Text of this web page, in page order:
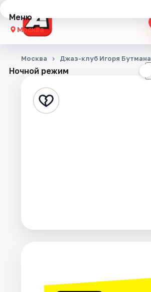
Меню
Москва
Концерты
Стендап
Ночной режим
Москва Джаз-клуб Игоря Бутмана